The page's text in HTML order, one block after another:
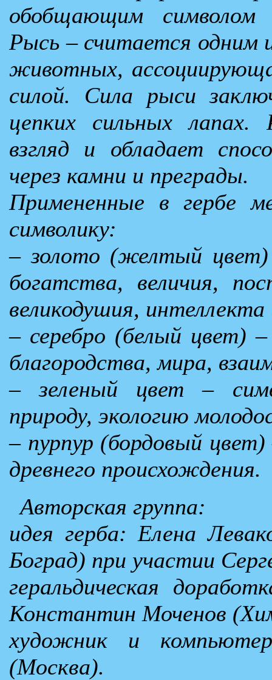
обобщающим
Рысь – считается одним
животных,
силой. Сила рыси
цепких сильных
взгляд и обладает
через камни и преграды.
Примененные в гербе
символику:
– золото (желтый
богатства, величия,
великодушия, интеллекта
– серебро (белый цвет)
благородства, мира,
– зеленый цвет –
природу, экологию
– пурпур (бордовый
древнего происхождения.
Авторская группа:
идея герба: Елена
Боград) при участии
геральдическая
Константин Моченов
художник и
(Москва).